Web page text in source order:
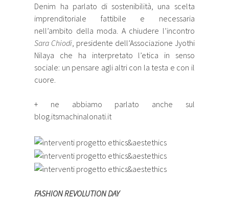
Denim ha parlato di sostenibilità, una scelta
imprenditoriale fattibile e necessaria
nell’ambito della moda. A chiudere l’incontro
Sara Chiodi, presidente dell’Associazione Jyothi
Nilaya che ha interpretato l’etica in senso
sociale: un pensare agli altri con la testa e con il
cuore.
+ ne abbiamo parlato anche sul
blog.itsmachinalonati.it
FASHION REVOLUTION DAY